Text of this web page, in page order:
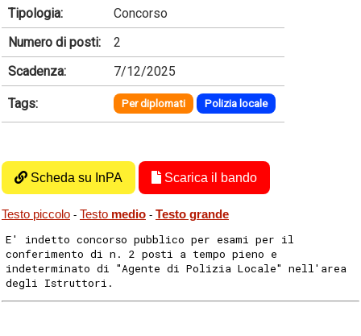
Tipologia:
Concorso
Numero di posti:
2
Scadenza:
7/12/2025
Tags: Per diplomati Polizia locale
Scheda su InPA Scarica il bando
Testo piccolo - Testo medio - Testo grande
E' indetto concorso pubblico per esami per il
conferimento di n. 2 posti a tempo pieno e
indeterminato di "Agente di Polizia Locale" nell'area
degli Istruttori.